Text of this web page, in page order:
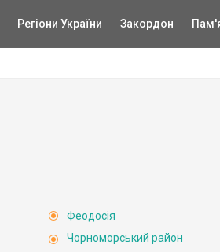
Регіони України Закордон
Феодосія
Чорноморський район